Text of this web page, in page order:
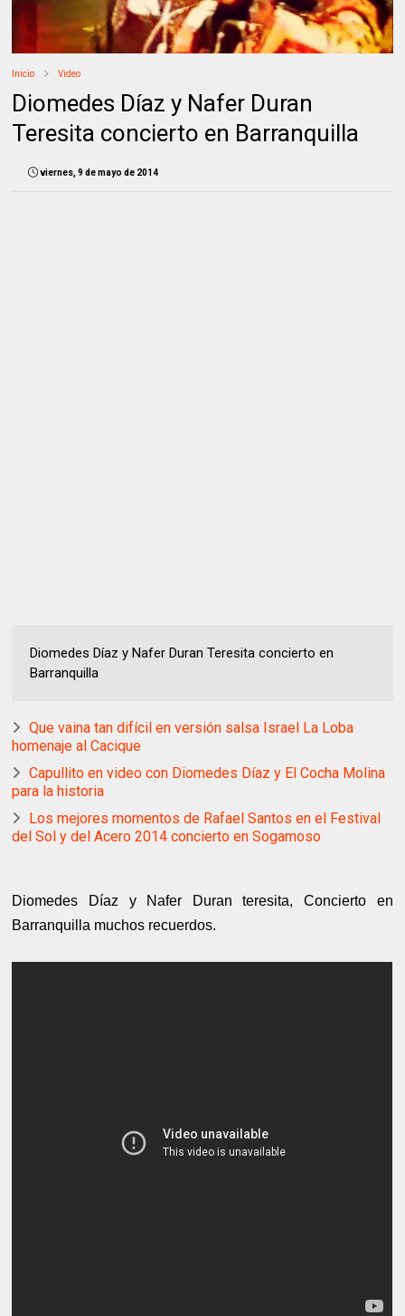
Inicio Video
Diomedes Díaz y Nafer Duran
Teresita concierto en Barranquilla
viernes, 9 de mayo de 2014
Diomedes Díaz y Nafer Duran Teresita concierto en
Barranquilla
Que vaina tan difícil en versión salsa Israel La Loba
homenaje al Cacique
Capullito en video con Diomedes Díaz y El Cocha Molina
para la historia
Los mejores momentos de Rafael Santos en el Festival
del Sol y del Acero 2014 concierto en Sogamoso
Diomedes Díaz y Nafer Duran teresita, Concierto en
Barranquilla muchos recuerdos.